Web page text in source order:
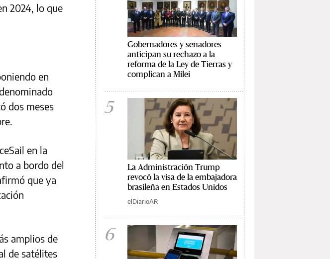
2024, lo que
en
dos meses
en la
a bordo del
que ya
amplios de
de satélites
Gobernadores y senadores
anticipan su rechazo a la
reforma de la Ley de Tierras y
complican a Milei
5
La Administración Trump
revocó la visa de la embajadora
brasileña en Estados Unidos
elDiarioAR
6